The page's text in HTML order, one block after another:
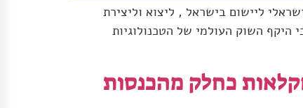
ליישום בישראל , ליצוא וליצירת
השוק העולמי של הטכנולוגיות
כחלק מהכנסות